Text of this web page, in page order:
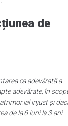
de
ca adevărată a
adevărate, în
injust şi
de la 6 luni la 3 ani.